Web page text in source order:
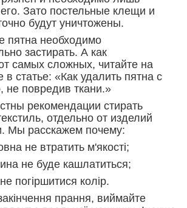
Зато постельные клещи и
будут уничтожены.
пятна необходимо
застирать. А как
самых сложных, читайте на
статье: «Как удалить пятна с
не повредив ткани.»
рекомендации стирать
отдельно от изделий
Мы расскажем почему:
не втратить м'якості;
не буде кашлатиться;
погіршитися колір.
прання, виймайте